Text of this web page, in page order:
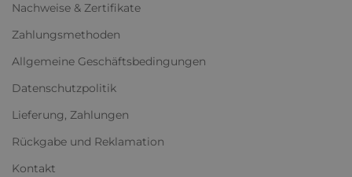
Nachweise & Zertifikate
Zahlungsmethoden
Allgemeine Geschäftsbedingungen
Datenschutzpolitik
Lieferung, Zahlungen
Rückgabe und Reklamation
Kontakt